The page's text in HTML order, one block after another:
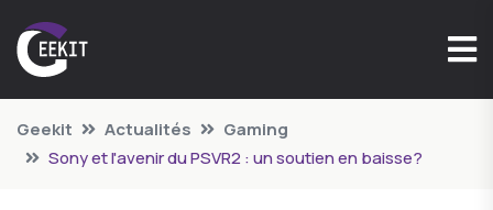
Geekit Actualités
Gaming
Sony et l'avenir du PSVR2 : un soutien en baisse?